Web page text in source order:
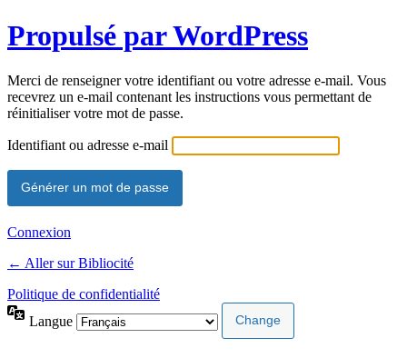
Propulsé par WordPress
Merci de renseigner votre identifiant ou votre adresse e-mail. Vous
recevrez un e-mail contenant les instructions vous permettant de
réinitialiser votre mot de passe.
Identifiant ou adresse e-mail
Connexion
← Aller sur Bibliocité
Politique de confidentialité
Langue